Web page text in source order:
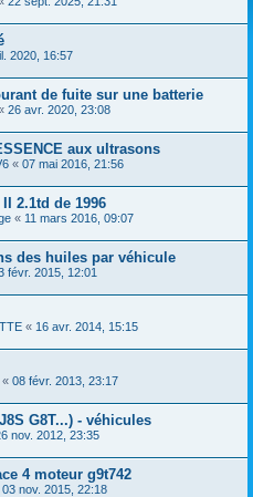
2020, 16:57
de fuite sur une batterie
26 avr. 2020, 23:08
aux ultrasons
« 07 mai 2016, 21:56
2.1td de 1996
« 11 mars 2016, 09:07
des huiles par véhicule
févr. 2015, 12:01
« 16 avr. 2014, 15:15
« 08 févr. 2013, 23:17
G8T...) - véhicules
nov. 2012, 23:35
4 moteur g9t742
03 nov. 2015, 22:18